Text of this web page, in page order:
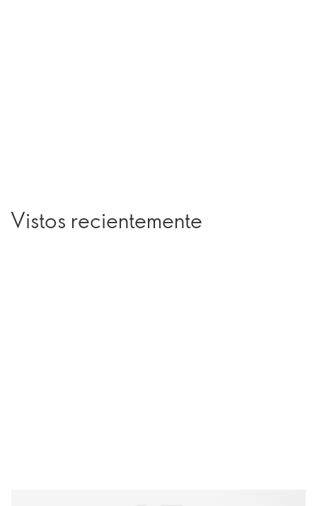
Vistos recientemente